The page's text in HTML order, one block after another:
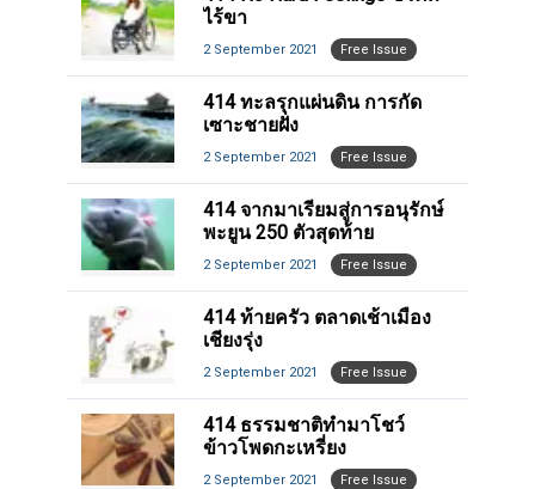
ไร้ขา
2 September 2021 Free Issue
414 ทะลรุกแผ่นดิน การกัด
เซาะชายฝั่ง
2 September 2021 Free Issue
414 จากมาเรียมสู่การอนุรักษ์
พะยูน 250 ตัวสุดท้าย
2 September 2021 Free Issue
414 ท้ายครัว ตลาดเช้าเมือง
เชียงรุ่ง
2 September 2021 Free Issue
414 ธรรมชาติทำมาโชว์
ข้าวโพดกะเหรี่ยง
2 September 2021 Free Issue